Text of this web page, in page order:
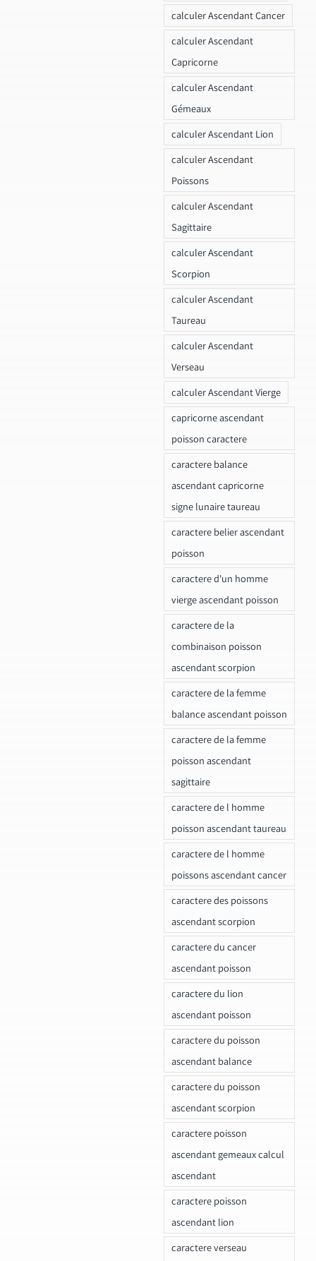
calculer Ascendant Cancer
calculer Ascendant
Capricorne
calculer Ascendant
Gémeaux
calculer Ascendant Lion
calculer Ascendant
Poissons
calculer Ascendant
Sagittaire
calculer Ascendant
Scorpion
calculer Ascendant
Taureau
calculer Ascendant
Verseau
calculer Ascendant Vierge
capricorne ascendant
poisson caractere
caractere balance
ascendant capricorne
signe lunaire taureau
caractere belier ascendant
poisson
caractere d'un homme
vierge ascendant poisson
caractere de la
combinaison poisson
ascendant scorpion
caractere de la femme
balance ascendant poisson
caractere de la femme
poisson ascendant
sagittaire
caractere de l homme
poisson ascendant taureau
caractere de l homme
poissons ascendant cancer
caractere des poissons
ascendant scorpion
caractere du cancer
ascendant poisson
caractere du lion
ascendant poisson
caractere du poisson
ascendant balance
caractere du poisson
ascendant scorpion
caractere poisson
ascendant gemeaux calcul
ascendant
caractere poisson
ascendant lion
caractere verseau